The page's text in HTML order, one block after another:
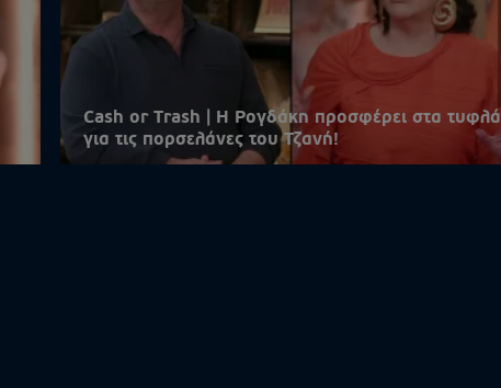
Cash or Trash | Η Ρογδάκη προσφέρει στα τυφλά
για τις πορσελάνες του Τζανή!